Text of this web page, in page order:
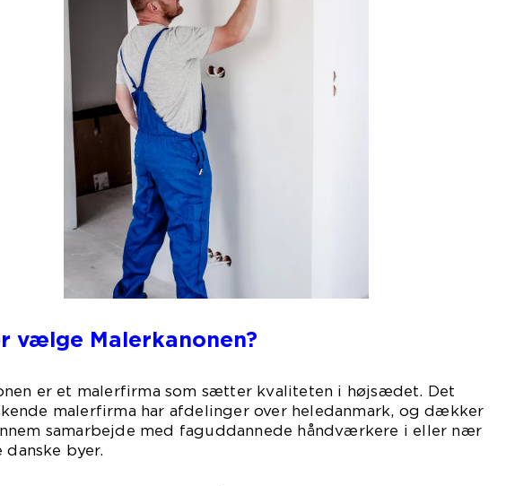
vælge Malerkanonen?
er et malerfirma som sætter kvaliteten i højsædet. Det
malerfirma har afdelinger over heledanmark, og dækker
samarbejde med faguddannede håndværkere i eller nær
danske byer.